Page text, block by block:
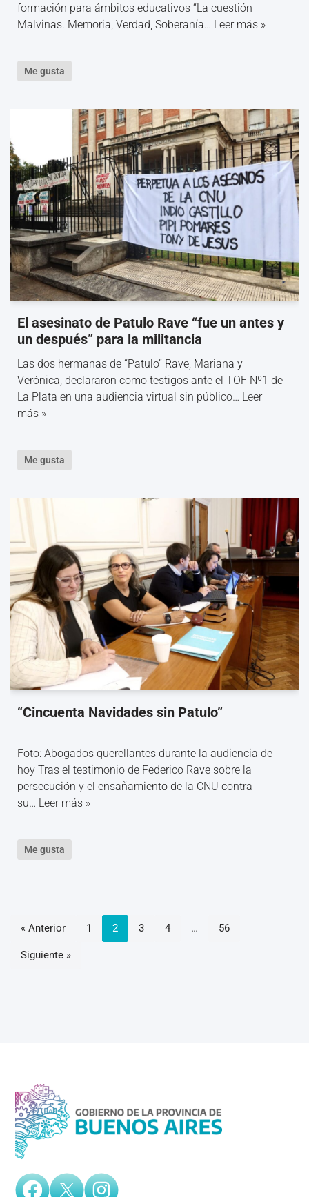
formación para ámbitos educativos “La cuestión
Malvinas. Memoria, Verdad, Soberanía… Leer más »
Me gusta
El asesinato de Patulo Rave “fue un antes y
un después” para la militancia
Las dos hermanas de “Patulo” Rave, Mariana y
Verónica, declararon como testigos ante el TOF Nº1 de
La Plata en una audiencia virtual sin público… Leer
más »
Me gusta
“Cincuenta Navidades sin Patulo”
Foto: Abogados querellantes durante la audiencia de
hoy Tras el testimonio de Federico Rave sobre la
persecución y el ensañamiento de la CNU contra
su… Leer más »
Me gusta
« Anterior 1 2 3 4 … 56
Siguiente »